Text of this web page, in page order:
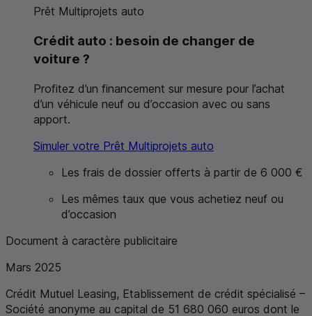
Prêt Multiprojets auto
Crédit auto : besoin de changer de
voiture ?
Profitez d’un financement sur mesure pour l’achat
d’un véhicule neuf ou d’occasion avec ou sans
apport.
Simuler votre Prêt Multiprojets auto
Les frais de dossier offerts à partir de 6 000 €
Les mêmes taux que vous achetiez neuf ou
d’occasion
Document à caractère publicitaire
Mars 2025
Crédit Mutuel Leasing, Etablissement de crédit spécialisé –
Société anonyme au capital de 51 680 060 euros dont le